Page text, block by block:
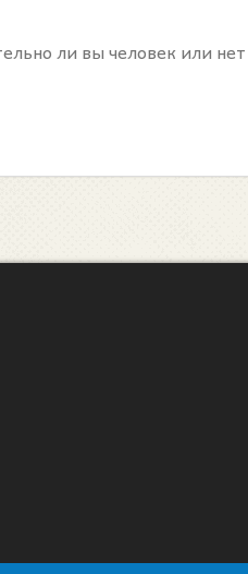
ли вы человек или